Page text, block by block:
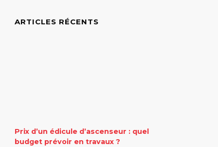
ARTICLES RÉCENTS
Prix d’un édicule d’ascenseur : quel
budget prévoir en travaux ?